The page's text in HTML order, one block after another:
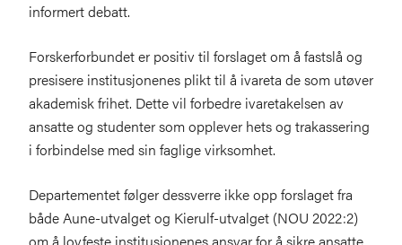
informert debatt.
Forskerforbundet er positiv til forslaget om å fastslå og
presisere institusjonenes plikt til å ivareta de som utøver
akademisk frihet. Dette vil forbedre ivaretakelsen av
ansatte og studenter som opplever hets og trakassering
i forbindelse med sin faglige virksomhet.
Departementet følger dessverre ikke opp forslaget fra
både Aune-utvalget og Kierulf-utvalget (NOU 2022:2)